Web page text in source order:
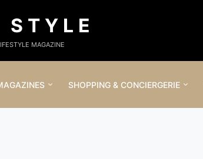
MAGAZINE
SHOPPING & CONCIERGERIE